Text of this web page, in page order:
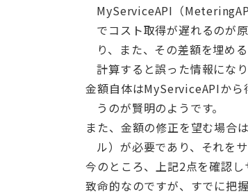
MyServiceAPI（
でコスト取得が遅れるのが
り、また、その差額を埋め
計算すると誤った情報になり
金額自体はMyServiceAPIか
うのが賢明のようです。
また、金額の修正を望む場合
ル）が必要であり、それを
今のところ、上記2点を確認
致命的なのですが、すでに把